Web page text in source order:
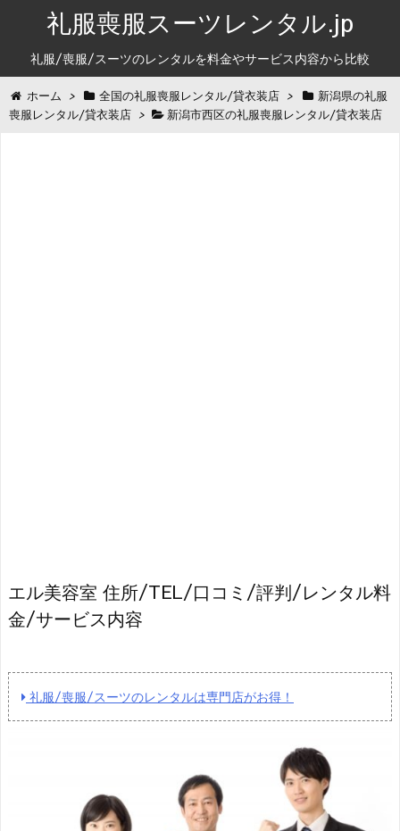
礼服喪服スーツレンタル.jp
礼服/喪服/スーツのレンタルを料金やサービス内容から比較
ホーム > 全国の礼服喪服レンタル/貸衣装店 >
新潟県の礼服
喪服レンタル/貸衣装店 > 新潟市西区の礼服喪服レンタル/貸衣装店
エル美容室 住所/TEL/口コミ/評判/レンタル料
金/サービス内容
礼服/喪服/スーツのレンタルは専門店がお得！